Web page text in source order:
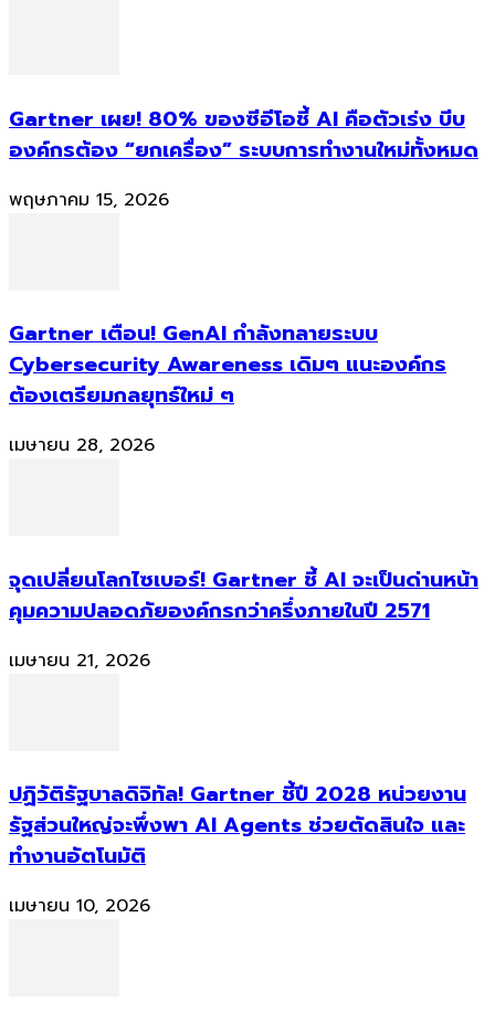
Gartner เผย! 80% ของซีอีโอชี้ AI คือตัวเร่ง บีบ
องค์กรต้อง “ยกเครื่อง” ระบบการทำงานใหม่ทั้งหมด
พฤษภาคม 15, 2026
Gartner เตือน! GenAI กำลังทลายระบบ
Cybersecurity Awareness เดิมๆ แนะองค์กร
ต้องเตรียมกลยุทธ์ใหม่ ๆ
เมษายน 28, 2026
จุดเปลี่ยนโลกไซเบอร์! Gartner ชี้ AI จะเป็นด่านหน้า
คุมความปลอดภัยองค์กรกว่าครึ่งภายในปี 2571
เมษายน 21, 2026
ปฏิวัติรัฐบาลดิจิทัล! Gartner ชี้ปี 2028 หน่วยงาน
รัฐส่วนใหญ่จะพึ่งพา AI Agents ช่วยตัดสินใจ และ
ทำงานอัตโนมัติ
เมษายน 10, 2026